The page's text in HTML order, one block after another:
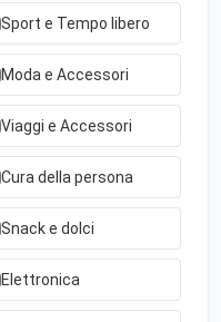
Sport e Tempo libero
Moda e Accessori
Viaggi e Accessori
Cura della persona
Snack e dolci
Elettronica